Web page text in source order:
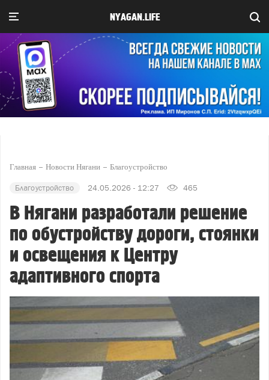
NYAGAN.LIFE
Главная Новости Нягани Благоустройство
Благоустройство 24.05.2026 - 12:27 465
В Нягани разработали решение
по обустройству дороги, стоянки
и освещения к Центру
адаптивного спорта